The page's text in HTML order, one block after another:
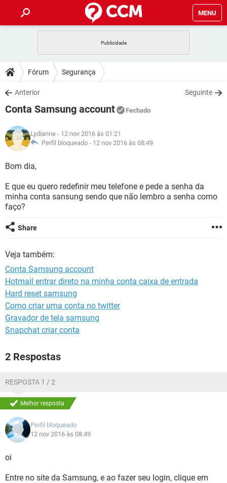
MENU
CELULAR
OUTLOOK
INSTAGRAM GMAIL
GUIA DE COMPRAS
DICAS
JOGOS
INSTAGRAM
GUIA DE COMPRAS
DOWNLOADS
JOGOS WHATSAPP
CELULAR
OUTLOOK EXCEL
INSTAGRAM
JOGOS
CELULAR
OUTLOOK
INSTAGRAM GMAIL
GUIA DE COMPRAS
GLOSSÁRIO
JOGOS
OUTLOOK EXCEL
INSTAGRAM
GUIA DE COMPRAS
Fórum Segurança
Anterior Seguinte
Conta Samsung account Fechado
Lydianne - 12 nov 2016 às 01:21
Perfil bloqueado - 12 nov 2016 às 08:49
Bom dia,
E que eu quero redefinir meu telefone e pede a senha da
minha conta sansung sendo que não lembro a senha como
faço?
Share
Veja também:
Conta Samsung account
Hotmail entrar direto na minha conta caixa de entrada
Hard reset samsung
Como criar uma conta no twitter
Gravador de tela samsung
Snapchat criar conta
2 Respostas
RESPOSTA 1 / 2
Melhor resposta
Perfil bloqueado
12 nov 2016 às 08:49
oi
Entre no site da Samsung, e ao fazer seu login, clique em